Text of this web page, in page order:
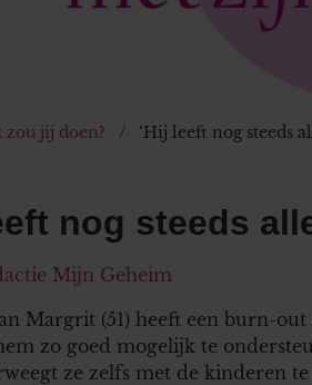
zou jij doen? ‘Hij leeft nog steeds
nog steeds
Mijn Geheim
Margrit (51) heeft een burn-
zo goed mogelijk te
ze zelfs met de kinderen